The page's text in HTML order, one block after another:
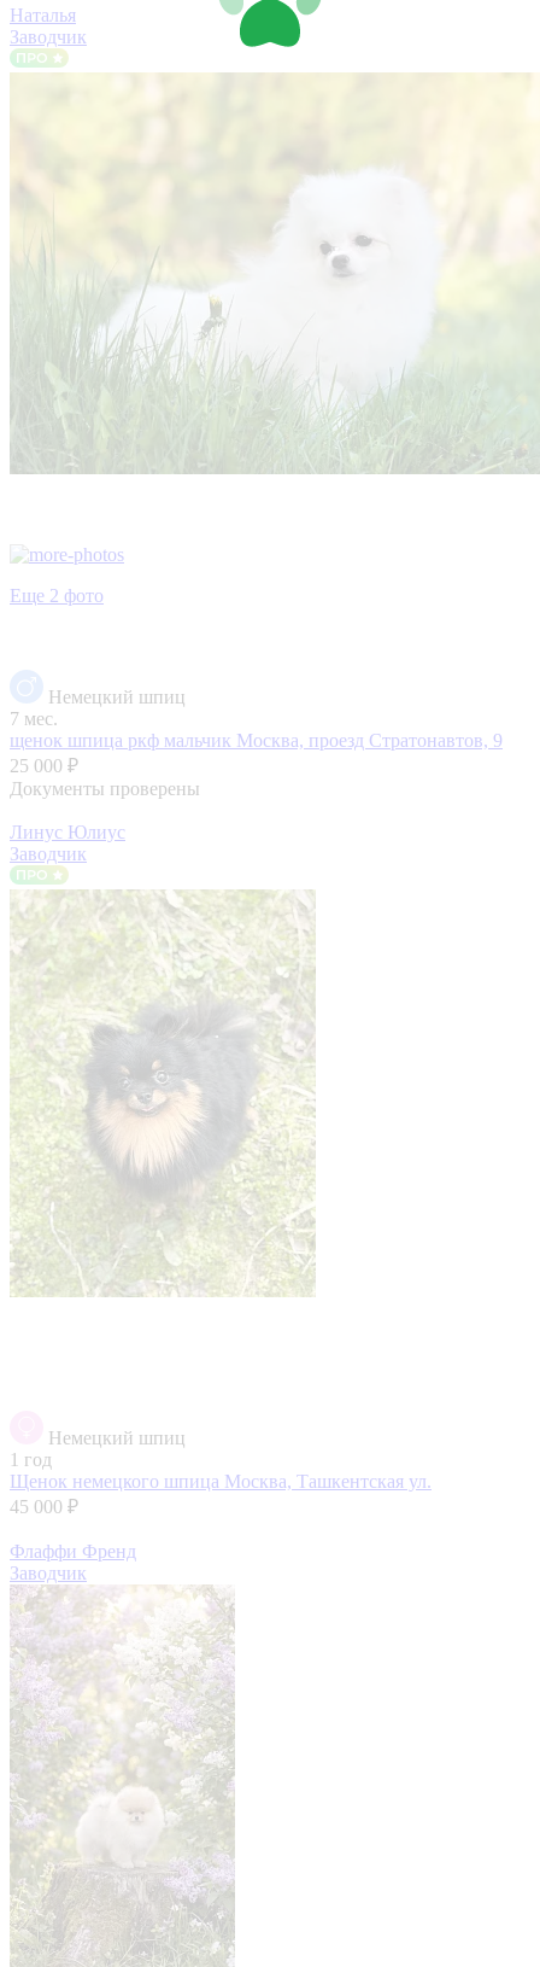
Наталья
Заводчик
Еще 2 фото
Немецкий шпиц
7 мес.
щенок шпица ркф мальчик Москва, проезд Стратонавтов, 9
25 000 ₽
Документы проверены
Линус Юлиус
Заводчик
Немецкий шпиц
1 год
Щенок немецкого шпица Москва, Ташкентская ул.
45 000 ₽
Флаффи Френд
Заводчик